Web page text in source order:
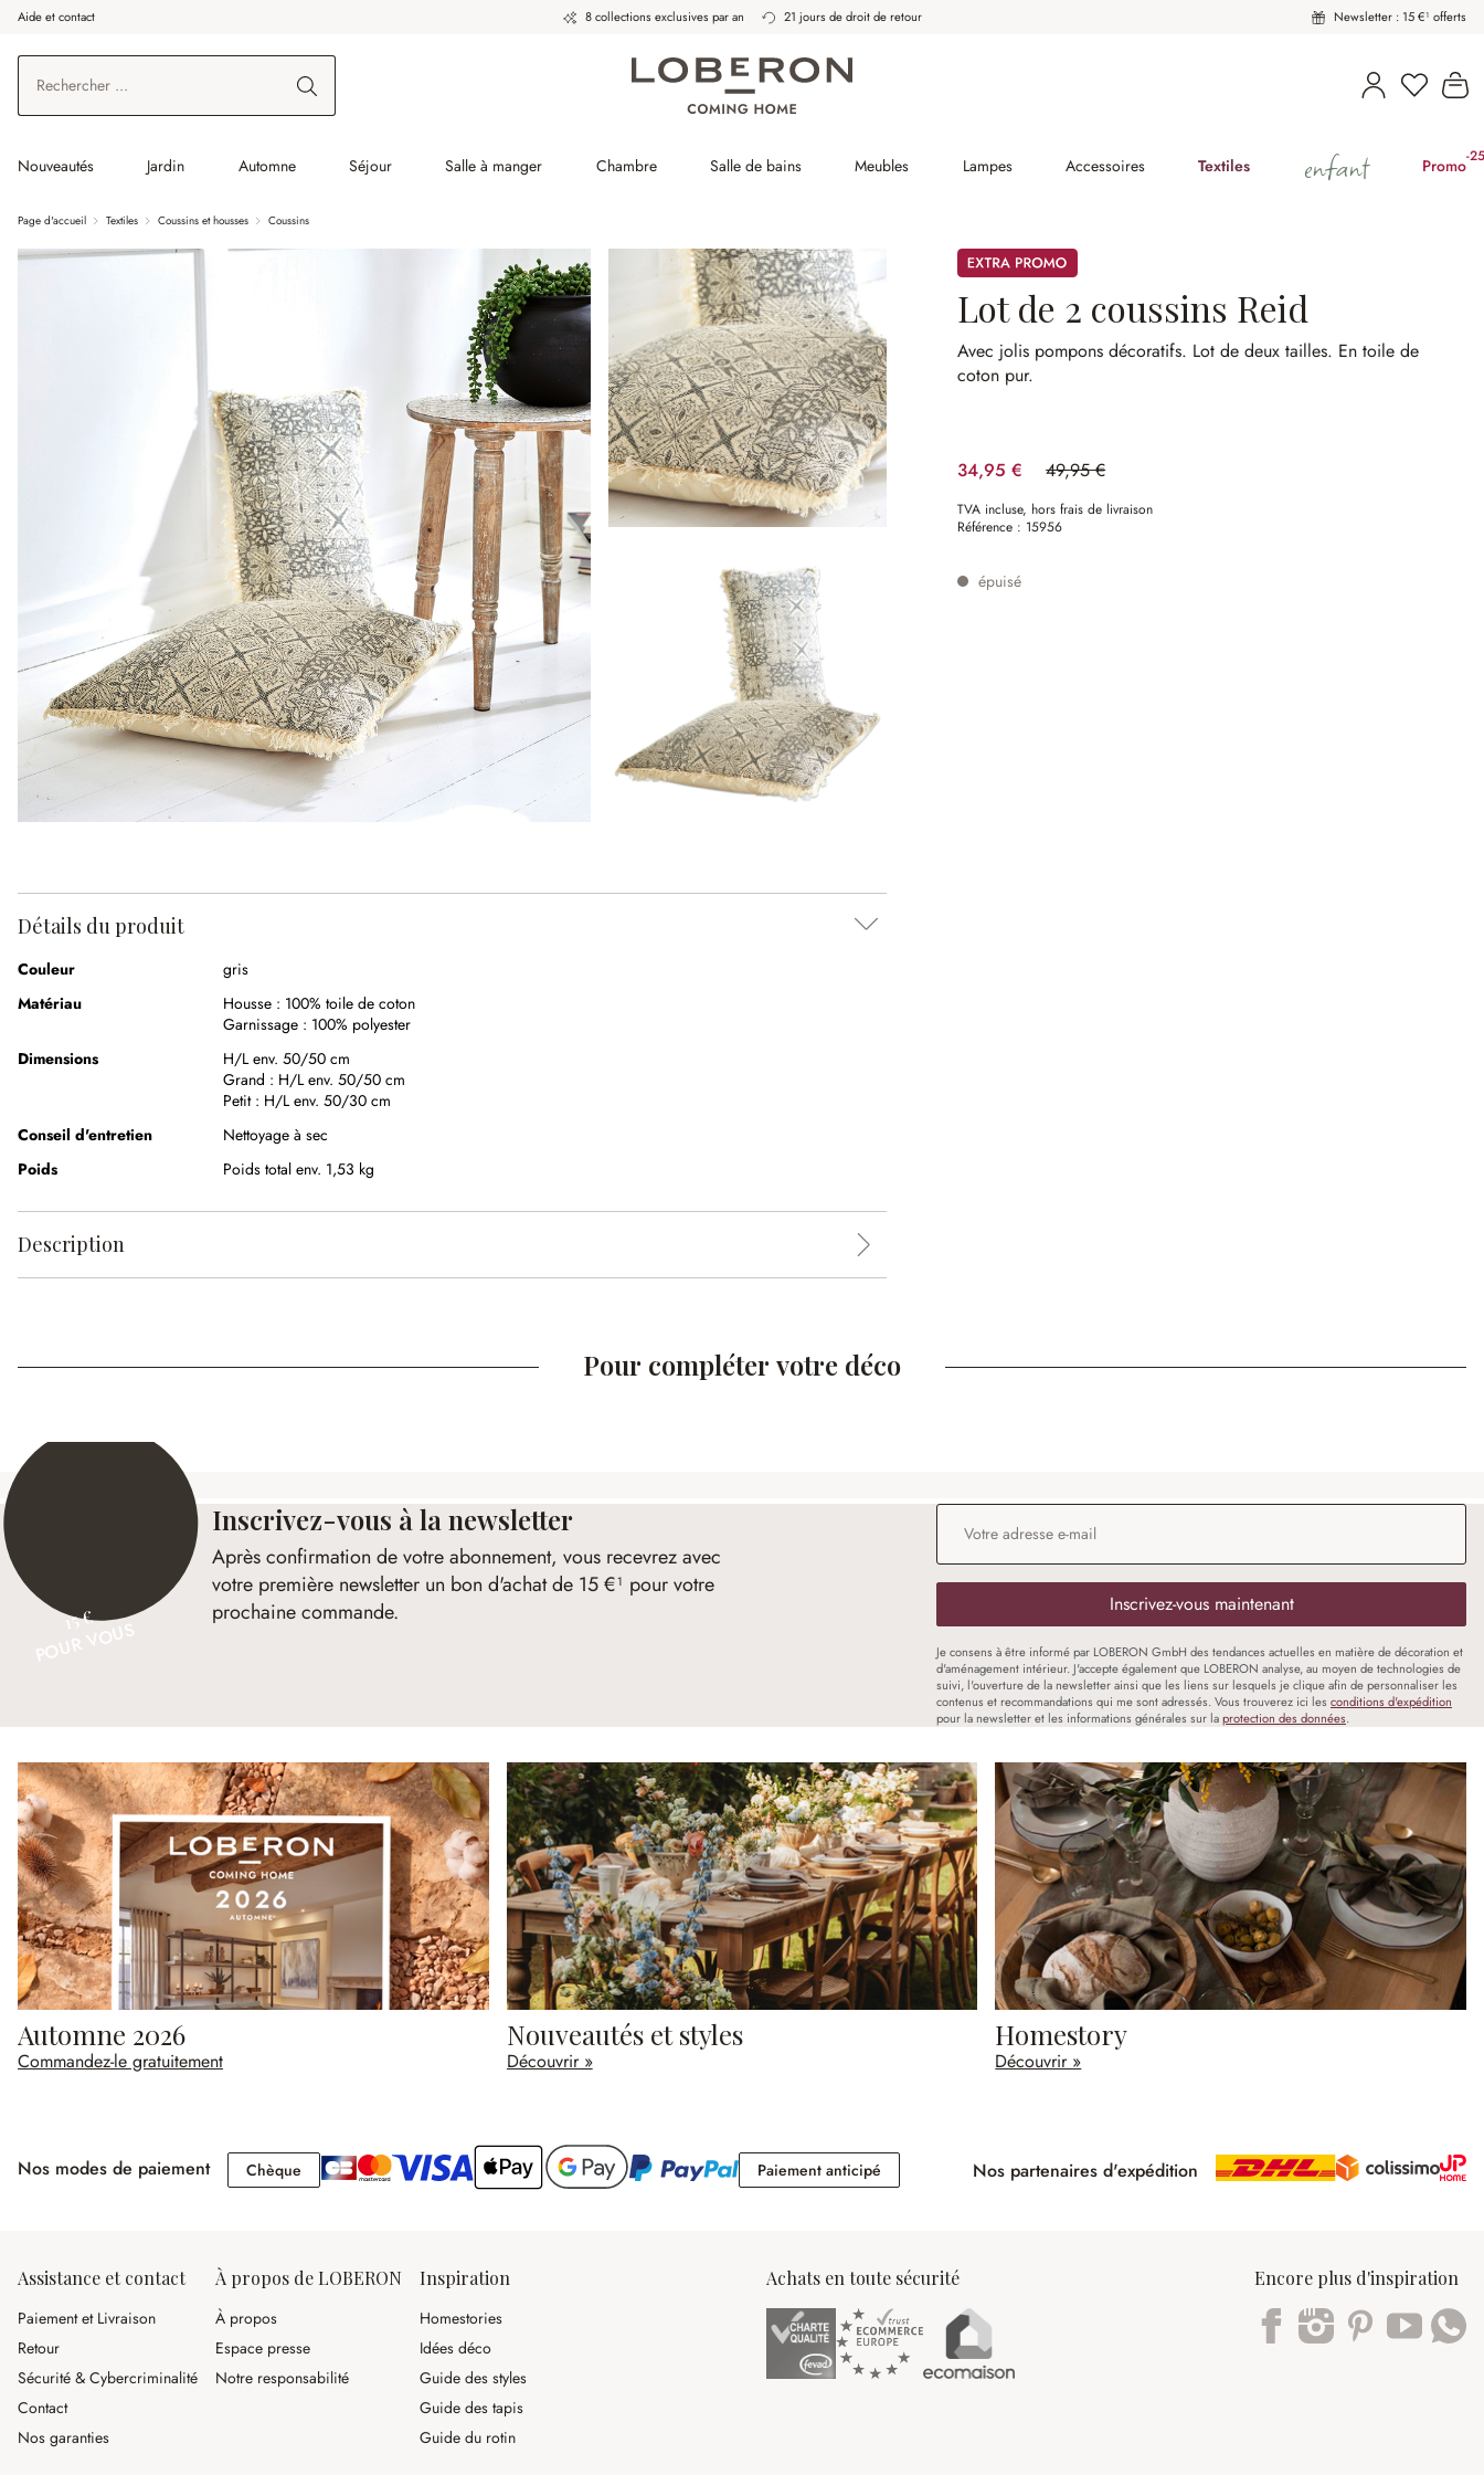
au contenu principal
Aller à la recherche
Aller à la navigation principale
Aide et contact 8 collections exclusives par an 21 jours de droit de retour Newsletter : 15 €¹ offerts
Vous
Nouveautés Jardin Automne Séjour Salle à manger Chambre Salle de bains Meubles Lampes Accessoires Textiles enfant Promo-
Page d'accueil Textiles Coussins et housses Coussins
Promos
Lot de 2 coussins Reid
Avec jolis pompons décoratifs. Lot de deux tailles. En toile de
coton pur.
34,95 € 49,95 €
(30.03%spared)
TVA incluse, hors frais de livraison
Référence : 15956
épuisé
Détails du produit
Couleur
gris
Matériau
Housse : 100% toile de coton
Garnissage : 100% polyester
Dimensions
H/L env. 50/50 cm
Grand : H/L env. 50/50 cm
Petit : H/L env. 50/30 cm
Conseil d'entretien
Nettoyage à sec
Poids
Poids total env. 1,53 kg
Description
Pour compléter votre déco
15 €
Inscrivez-vous à la newsletter
Après confirmation de votre abonnement, vous recevrez avec
votre première newsletter un bon d'achat de 15 €¹ pour votre
prochaine commande.
Adresse e-mail
Inscrivez-vous maintenant
Je consens à être informé par LOBERON GmbH des tendances actuelles en matière de décoration et
d'aménagement intérieur. J'accepte également que LOBERON analyse, au moyen de technologies de
suivi, l'ouverture de la newsletter ainsi que les liens sur lesquels je clique afin de personnaliser les
contenus et recommandations qui me sont adressés. Vous trouverez ici les conditions d'expédition
pour la newsletter et les informations générales sur laprotection des données.
Automne 2026
Commandez-le gratuitement
Nouveautés et styles
Découvrir »
Homestory
Découvrir »
Nos modes de paiement Chèque Chèque Paiement anticipéPaiement anticipéNos partenaires d'expédition
Assistance et contact
Paiement et Livraison
Retour
Sécurité & Cybercriminalité
Contact
Nos garanties
À propos de LOBERON
À propos
Espace presse
Notre responsabilité
Inspiration
Homestories
Idées déco
Guide des styles
Guide des tapis
Guide du rotin
Achats en toute sécurité Encore plus d'inspiration